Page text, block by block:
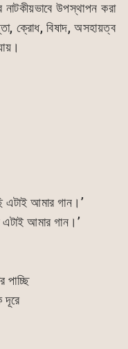
নাটকীয়ভাবে উপস্থাপন করা
ক্রোধ, বিষাদ, অসহায়ত্ব
এটাই আমার গান।’
আমার গান।’
পাচ্ছি